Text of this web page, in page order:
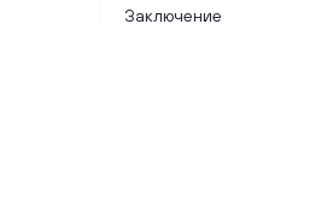
Заключение